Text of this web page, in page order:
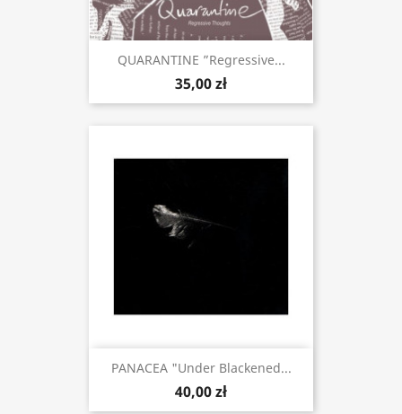
QUARANTINE ”Regressive...
35,00 zł
PANACEA "Under Blackened...
40,00 zł